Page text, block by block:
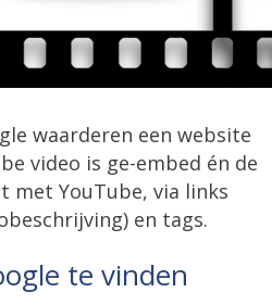
waarderen een website
video is ge-embed én de
met YouTube, via links
en tags.
te vinden